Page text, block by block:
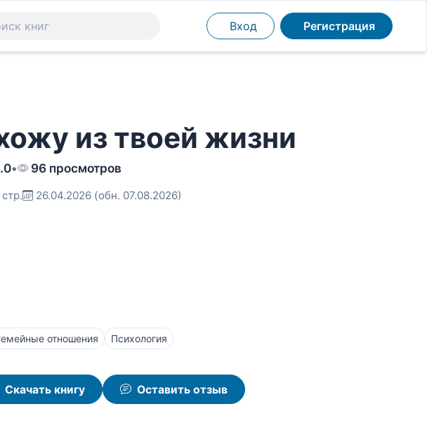
Вход Регистрация
из твоей жизни
• 96 просмотров
26.04.2026 (обн. 07.08.2026)
отношения Психология
Скачать книгу Оставить отзыв